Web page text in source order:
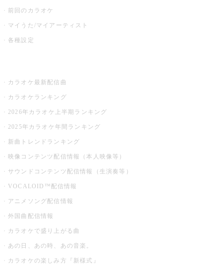
前回のカラオケ
マイうた/マイアーティスト
各種設定
カラオケ最新配信曲
カラオケランキング
2026年カラオケ上半期ランキング
2025年カラオケ年間ランキング
新曲トレンドランキング
映像コンテンツ配信情報（本人映像等）
サウンドコンテンツ配信情報（生演奏等）
VOCALOID™配信情報
アニメソング配信情報
外国曲配信情報
カラオケで盛り上がる曲
あの日、あの時、あの音楽。
カラオケの楽しみ方『新様式』